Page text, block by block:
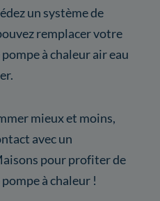
un système de
remplacer votre
à chaleur air eau
mieux et moins,
avec un
pour profiter de
à chaleur !